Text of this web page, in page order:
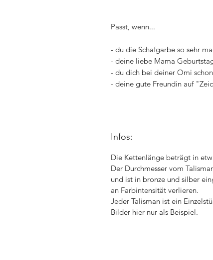
Passt, wenn...
- du die Schafgarbe so sehr
- deine liebe Mama
- du dich bei deiner Omi
- deine gute Freundin auf
Infos:
Die Kettenlänge beträgt in
Der Durchmesser vom
und ist in bronze und silber
an Farbintensität verlieren.
Jeder Talisman ist ein
Bilder hier nur als Beispiel.